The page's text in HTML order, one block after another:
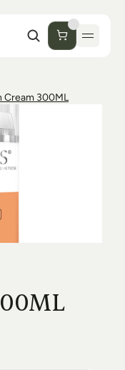
Cream 300ML